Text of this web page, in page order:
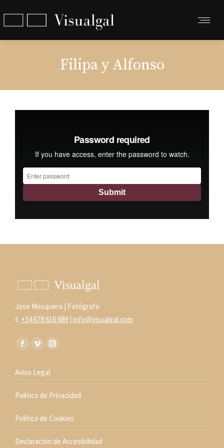
Filipa y Alfonso
Jose Mosquera | Fotógrafo
t. +34 678 616 689 | info@visualgal.com
Encuéntranos en:
Facebook
opens
new
window
Vimeo
opens
new
window
Instagram
new
window
Aviso Legal
Politica de Privacidad
Política de Cookies
Declaración de Accesibilidad